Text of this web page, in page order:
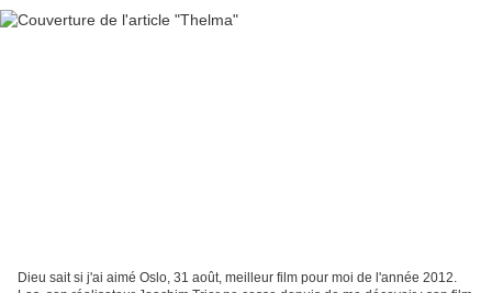
Dieu sait si j'ai aimé Oslo, 31 août, meilleur film pour moi de l'année 2012.